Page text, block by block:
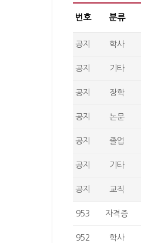
번호 분류
공지 학사
공지 기타
공지 장학
공지 논문
공지 졸업
공지 기타
공지 교직
953 자격증
952 학사